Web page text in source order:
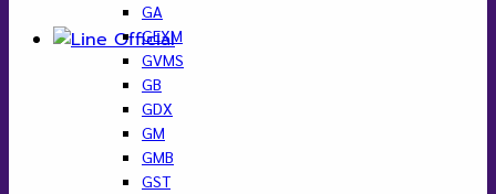
GA
GEXM
GVMS
GB
GDX
GM
GMB
GST